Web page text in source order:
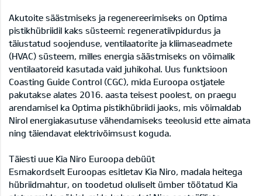
Akutoite säästmiseks ja regenereerimiseks on Optima
pistikhübriidil kaks süsteemi: regeneratiivpidurdus ja
täiustatud soojenduse, ventilaatorite ja kliimaseadmete
(HVAC) süsteem, milles energia säästmiseks on võimalik
ventilaatoreid kasutada vaid juhikohal. Uus funktsioon
Coasting Guide Control (CGC), mida Euroopa ostjatele
pakutakse alates 2016. aasta teisest poolest, on praegu
arendamisel ka Optima pistikhübriidi jaoks, mis võimaldab
Nirol energiakasutuse vähendamiseks teeolusid ette aimata
ning täiendavat elektrivõimsust koguda.
Täiesti uue Kia Niro Euroopa debüüt
Esmakordselt Euroopas esitletav Kia Niro, madala heitega
hübriidmahtur, on toodetud oluliselt ümber töötatud Kia